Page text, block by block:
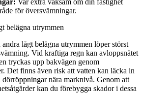
för översvämningar.
belägna utrymmen
lågt belägna utrymmen löper störst
Vid kraftiga regn kan avloppsnätet
tryckas upp bakvägen genom
Det finns även risk att vatten kan läcka in
nära marknivå. Genom att
kan du förebygga skador i dessa